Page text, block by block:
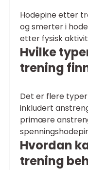
Hodepine etter
og smerter i
etter fysisk
Hvilke
trening
Det er flere
inkludert
primære
Hvordan
trening